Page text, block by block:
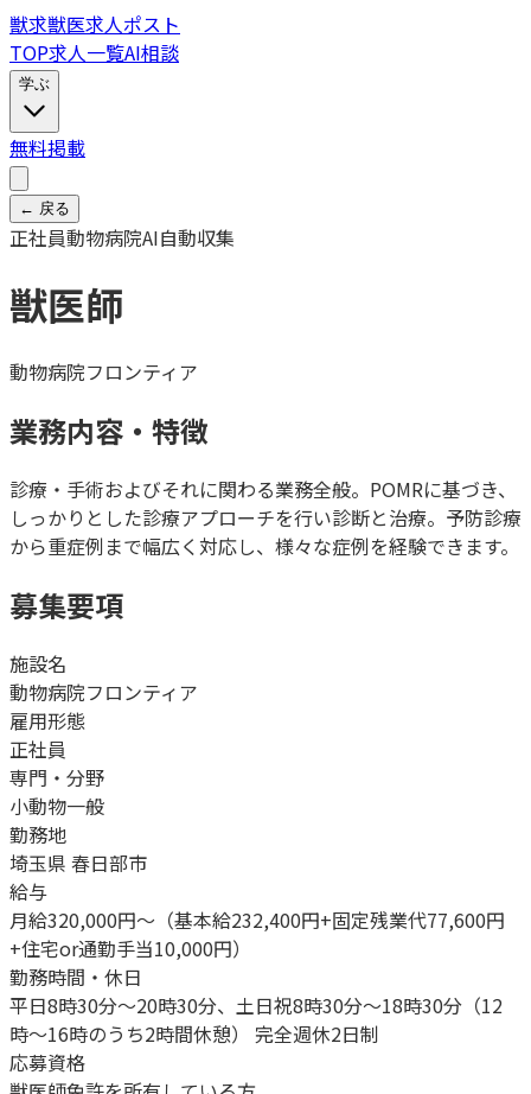
獣求獣医求人ポスト
TOP求人一覧AI相談
学ぶ
無料掲載
← 戻る
正社員動物病院AI自動収集
獣医師
動物病院フロンティア
業務内容・特徴
診療・手術およびそれに関わる業務全般。POMRに基づき、
しっかりとした診療アプローチを行い診断と治療。予防診療
から重症例まで幅広く対応し、様々な症例を経験できます。
募集要項
施設名
動物病院フロンティア
雇用形態
正社員
専門・分野
小動物一般
勤務地
埼玉県 春日部市
給与
月給320,000円～（基本給232,400円+固定残業代77,600円
+住宅or通勤手当10,000円）
勤務時間・休日
平日8時30分〜20時30分、土日祝8時30分〜18時30分（12
時〜16時のうち2時間休憩） 完全週休2日制
応募資格